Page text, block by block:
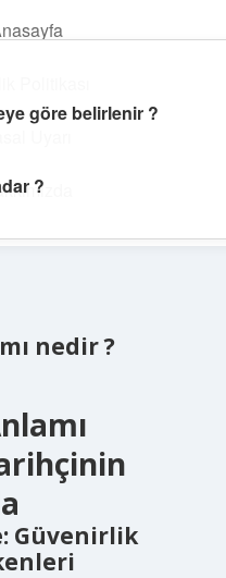
hayatı gör.
nedir ?
Güvenirlik
göre belirlenir ?
?